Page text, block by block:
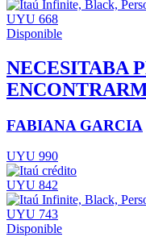
UYU 668
Disponible
NECESITABA
FABIANA GARCIA
UYU 990
UYU 842
UYU 743
Disponible